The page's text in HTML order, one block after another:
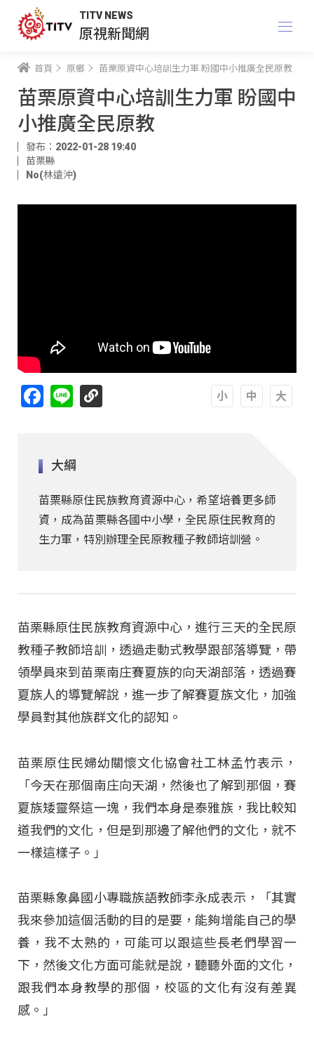
TITV NEWS
原視新聞網
首頁 原鄉 苗栗原資中心培訓生力軍 盼國中小推廣全民原教
苗栗原資中心培訓生力軍 盼國中
小推廣全民原教
發布：2022-01-28 19:40
苗栗縣
No(林遠沖)
Facebook
Line
大綱
苗栗縣原住民族教育資源中心，希望培養更多師
資，成為苗栗縣各國中小學，全民原住民教育的
生力軍，特別辦理全民原教種子教師培訓營。
苗栗縣原住民族教育資源中心，進行三天的全民原
教種子教師培訓，透過走動式教學跟部落導覽，帶
領學員來到苗栗南庄賽夏族的向天湖部落，透過賽
夏族人的導覽解說，進一步了解賽夏族文化，加強
學員對其他族群文化的認知。
苗栗原住民婦幼關懷文化協會社工林孟竹表示，
「今天在那個南庄向天湖，然後也了解到那個，賽
夏族矮靈祭這一塊，我們本身是泰雅族，我比較知
道我們的文化，但是到那邊了解他們的文化，就不
一樣這樣子。」
苗栗縣象鼻國小專職族語教師李永成表示，「其實
我來參加這個活動的目的是要，能夠增能自己的學
養，我不太熟的，可能可以跟這些長老們學習一
下，然後文化方面可能就是說，聽聽外面的文化，
跟我們本身教學的那個，校區的文化有沒有差異
感。」